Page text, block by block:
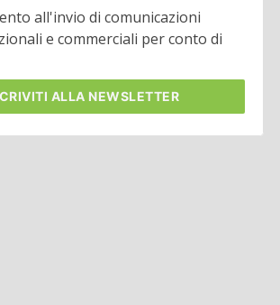
all'invio di comunicazioni
e commerciali per conto di
ALLA NEWSLETTER